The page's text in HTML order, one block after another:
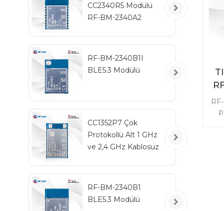
CC2340R5 Modülü
RF-BM-2340A2
RF-BM-2340B1I
BLE5.3 Modülü
CC1352P7 Çok
Protokollü Alt 1 GHz
ve 2,4 GHz Kablosuz
RF-BM-2340B1
BLE5.3 Modülü